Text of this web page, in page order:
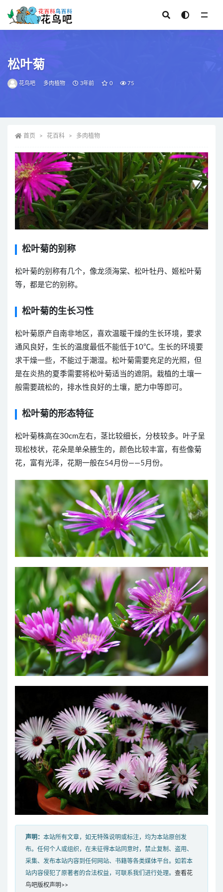
松叶菊
花鸟吧 多肉植物 3年前 0 75
首页 花百科 多肉植物
松叶菊的别称
松叶菊的别称有几个，像龙须海棠、松叶牡丹、姬松叶菊
等，都是它的别称。
松叶菊的生长习性
松叶菊原产自南非地区，喜欢温暖干燥的生长环境，要求
通风良好，生长的温度最低不能低于10℃。生长的环境要
求干燥一些，不能过于潮湿。松叶菊需要充足的光照，但
是在炎热的夏季需要将松叶菊适当的遮阴。栽植的土壤一
般需要疏松的，排水性良好的土壤，肥力中等即可。
松叶菊的形态特征
松叶菊株高在30cm左右，茎比较细长，分枝较多。叶子呈
现松枝状，花朵是单朵腋生的，颜色比较丰富，有些像菊
花，富有光泽，花期一般在54月份——5月份。
声明： 本站所有文章，如无特殊说明或标注，均为本站原创发
布。任何个人或组织，在未征得本站同意时，禁止复制、盗用、
采集、发布本站内容到任何网站、书籍等各类媒体平台。如若本
站内容侵犯了原著者的合法权益，可联系我们进行处理。 查看花
鸟吧版权声明>>